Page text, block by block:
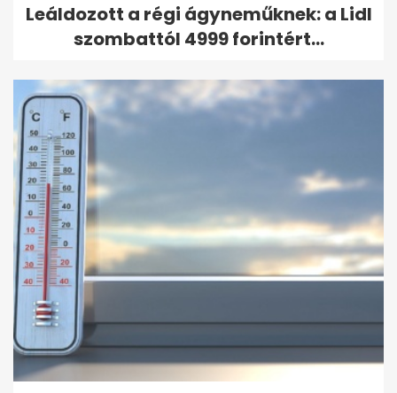
Leáldozott a régi ágyneműknek: a Lidl
szombattól 4999 forintért...